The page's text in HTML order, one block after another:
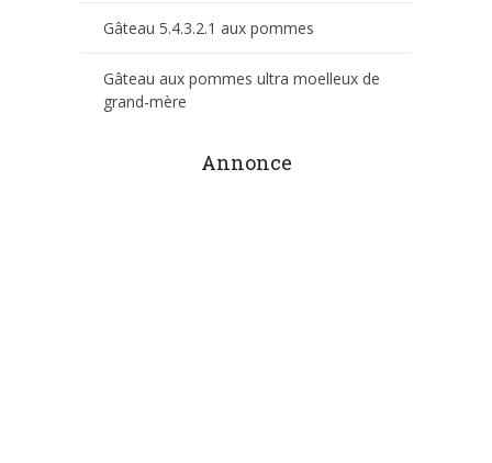
Gâteau 5.4.3.2.1 aux pommes
Gâteau aux pommes ultra moelleux de
grand-mère
Annonce